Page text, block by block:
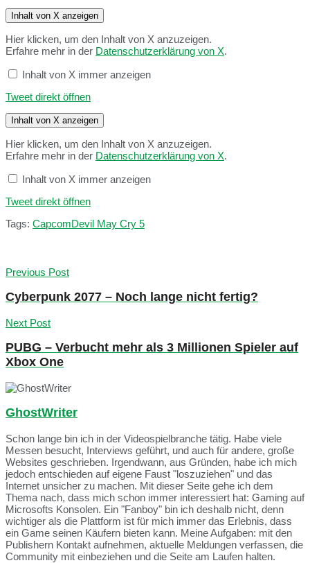
Inhalt von X anzeigen
Hier klicken, um den Inhalt von X anzuzeigen.
Erfahre mehr in der Datenschutzerklärung von X.
Inhalt von X immer anzeigen
Tweet direkt öffnen
Inhalt von X anzeigen
Hier klicken, um den Inhalt von X anzuzeigen.
Erfahre mehr in der Datenschutzerklärung von X.
Inhalt von X immer anzeigen
Tweet direkt öffnen
Tags: CapcomDevil May Cry 5
Previous Post
Cyberpunk 2077 – Noch lange nicht fertig?
Next Post
PUBG – Verbucht mehr als 3 Millionen Spieler auf
Xbox One
GhostWriter
Schon lange bin ich in der Videospielbranche tätig. Habe viele
Messen besucht, Interviews geführt, und auch für andere, große
Websites geschrieben. Irgendwann, aus Gründen, habe ich mich
jedoch entschieden auf eigene Faust "loszuziehen" und das
Internet unsicher zu machen. Mit dieser Seite gehe ich dem
Thema nach, dass mich schon immer interessiert hat: Gaming auf
Microsofts Konsolen. Ein "Fanboy" bin ich deshalb nicht, denn
wichtiger als die Plattform ist für mich immer das Erlebnis, dass
ein Game seinen Käufern bieten kann. Meine Aufgaben: mit den
Publishern Kontakt aufnehmen, aktuelle Meldungen verfassen, die
Community mit einbeziehen und die Seite am Laufen halten.